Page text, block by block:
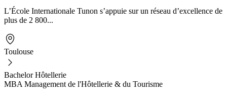
L’École Internationale Tunon s’appuie sur un réseau d’excellence de
plus de 2 800...
Toulouse
Bachelor Hôtellerie
MBA Management de l'Hôtellerie & du Tourisme